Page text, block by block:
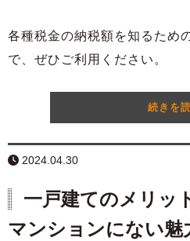
各種税金の納税額を知るため
で、ぜひご利用ください。
続きを
2024.04.30
一戸建てのメリッ
マンションにない魅